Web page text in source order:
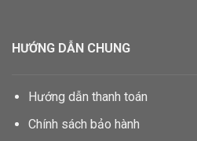
HƯỚNG DẪN CHUNG
Hướng dẫn thanh toán
Chính sách bảo hành